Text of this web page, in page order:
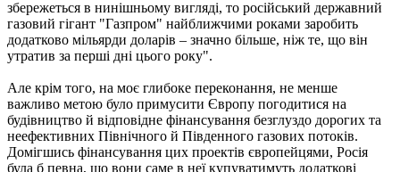
збережеться в нинішньому вигляді, то російський державний
газовий гігант "Газпром" найближчими роками заробить
додатково мільярди доларів – значно більше, ніж те, що він
утратив за перші дні цього року".
Але крім того, на моє глибоке переконання, не менше
важливо метою було примусити Європу погодитися на
будівництво й відповідне фінансування безглуздо дорогих та
неефективних Північного й Південного газових потоків.
Домігшись фінансування цих проектів європейцями, Росія
була б певна, що вони саме в неї купуватимуть додаткові